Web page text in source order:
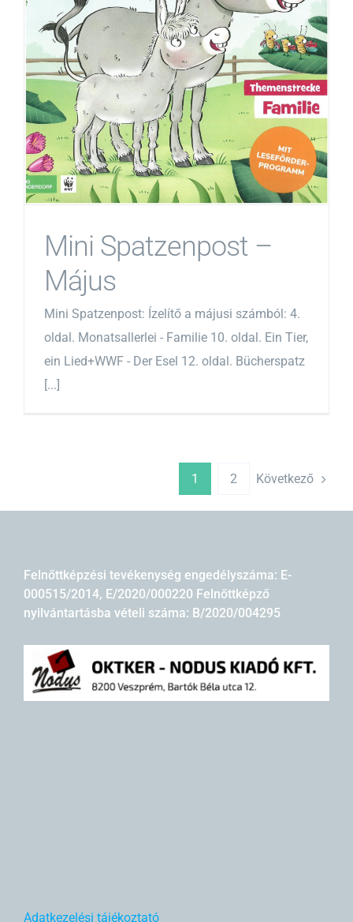
Mini Spatzenpost –
Május
Mini Spatzenpost: Ízelítő a májusi számból: 4.
oldal. Monatsallerlei - Familie 10. oldal. Ein Tier,
ein Lied+WWF - Der Esel 12. oldal. Bücherspatz
[...]
1 2 Következő
Felnőttképzési tevékenység engedélyszáma: E-
000515/2014, E/2020/000220 Felnőttképző
nyilvántartásba vételi száma: B/2020/004295
Adatkezelési tájékoztató